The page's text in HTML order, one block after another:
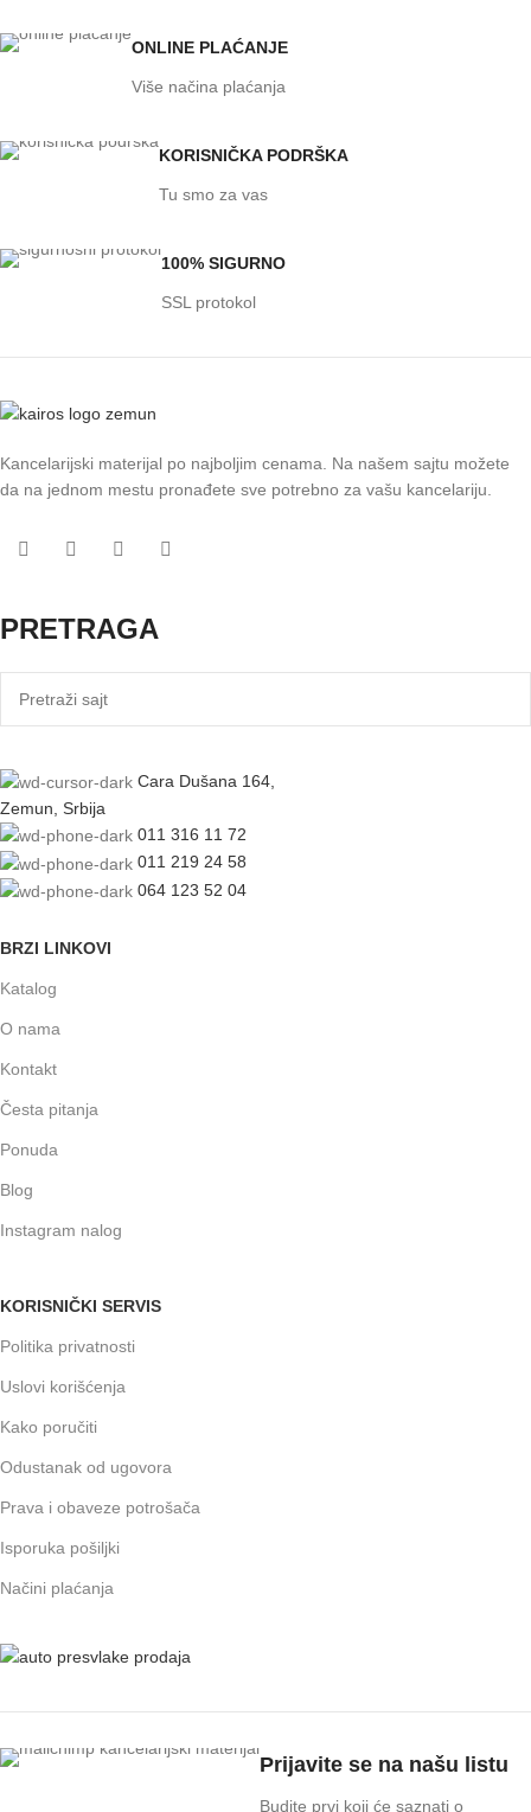
ONLINE PLAĆANJE
Više načina plaćanja
KORISNIČKA PODRŠKA
Tu smo za vas
100% SIGURNO
SSL protokol
Kancelarijski materijal po najboljim cenama. Na našem sajtu možete
da na jednom mestu pronađete sve potrebno za vašu kancelariju.
PRETRAGA
Cara Dušana 164,
Zemun, Srbija
011 316 11 72
011 219 24 58
064 123 52 04
BRZI LINKOVI
Katalog
O nama
Kontakt
Česta pitanja
Ponuda
Blog
Instagram nalog
KORISNIČKI SERVIS
Politika privatnosti
Uslovi korišćenja
Kako poručiti
Odustanak od ugovora
Prava i obaveze potrošača
Isporuka pošiljki
Načini plaćanja
Prijavite se na našu listu
Budite prvi koji će saznati o